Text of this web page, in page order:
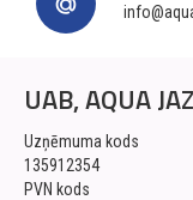
UAB, AQUA
Uzņēmuma kods
135912354
PVN kods